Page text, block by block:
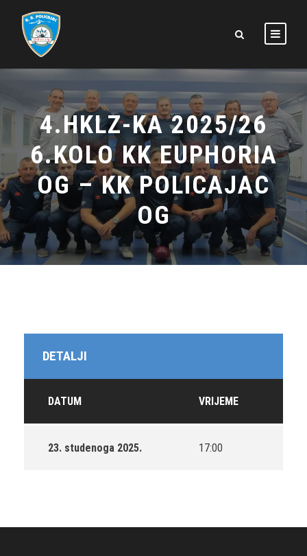
4.HKLZ-KA 2025/26
6.KOLO KK EUPHORIA
OG – KK POLICAJAC
OG
DETALJI
DATUM VRIJEME
23. studenoga 2025. 17:00